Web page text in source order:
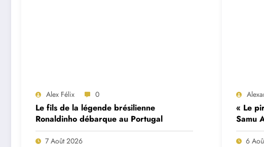
Alex Félix 0
Le fils de la légende brésilienne
Ronaldinho débarque au Portugal
7 Août 2026
« Le
Samu
Porto ?
6